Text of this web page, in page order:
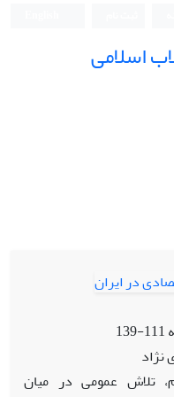
اسلامی
111-139
نژاد
تلاش عمومی در میان